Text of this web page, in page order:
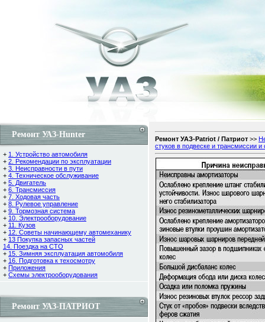
Ремонт УАЗ-Hunter
+ 1. Устройство автомобиля
+ 2. Рекомендации по эксплуатации
+ 3. Неисправности в пути
+ 4. Техническое обслуживание
+ 5. Двигатель
+ 6. Трансмиссия
+ 7. Ходовая часть
+ 8. Рулевое управление
+ 9. Тормозная система
+ 10. Электрооборудование
+ 11. Кузов
+ 12. Советы начинающему автомеханику
+ 13 Покупка запасных частей
14. Поездка на СТО
+ 15. Зимняя эксплуатация автомобиля
+ 16. Подготовка к техосмотру
+ Приложения
+ Схемы электрооборудования
Ремонт УАЗ-ПАТРИОТ
Ремонт УАЗ-Patriot / Патриот >>
стуков в подвеске и трансмиссии